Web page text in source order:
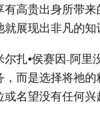
高贵出身所带来
展现出非凡的知
扎•侯赛因-阿里
，而是选择将祂
名望没有任何兴